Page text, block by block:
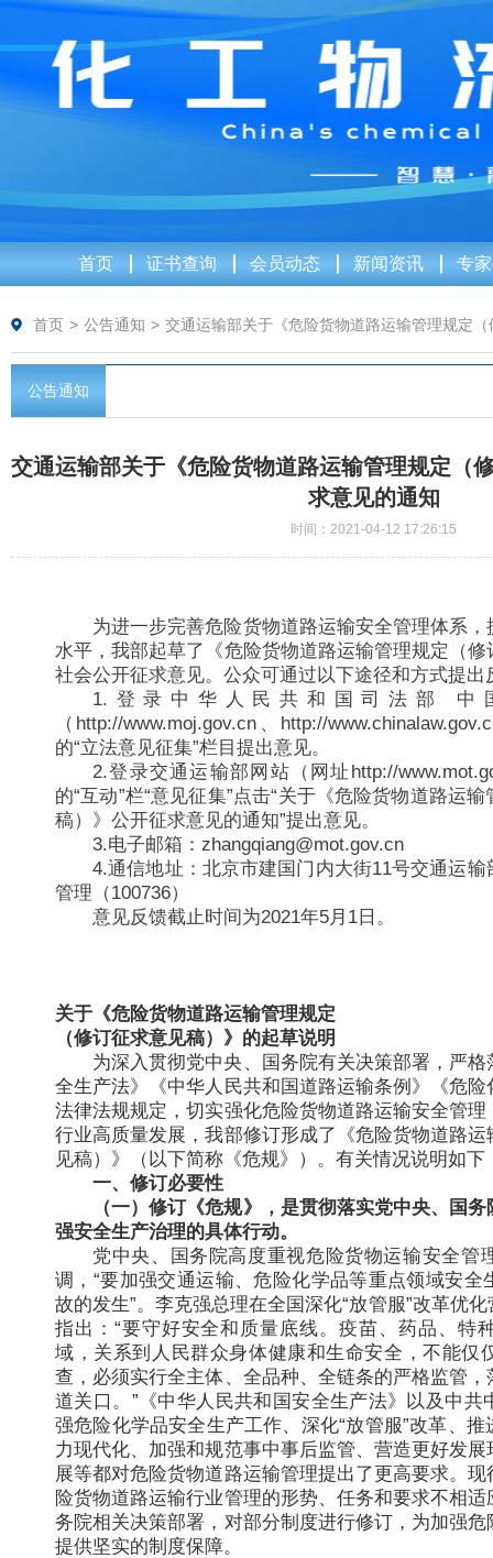
首页 证书查询 会员动态 新闻资讯 专
首页 > 公告通知 > 交通运输部关于《危险货物道路运输管理规定
公告通知
交通运输部关于《危险货物道路运输管理规定（
求意见的通知
时间：2021-04-12 17:26:15
为进一步完善危险货物道路运输安全管理体系
水平，我部起草了《危险货物道路运输管理规定（
社会公开征求意见。公众可通过以下途径和方式提出
1.登录中华人民共和国司法部 中
（http://www.moj.gov.cn、http://
的“立法意见征集”栏目提出意见。
2.登录交通运输部网站（网址http://
的“互动”栏“意见征集”点击“关于《危险货物道路运
稿）》公开征求意见的通知”提出意见。
3.电子邮箱：zhangqiang@mot.gov.cn
4.通信地址：北京市建国门内大街11号交通运
管理（100736）
意见反馈截止时间为2021年5月1日。
关于《危险货物道路运输管理规定
（修订征求意见稿）》的起草说明
为深入贯彻党中央、国务院有关决策部署，严
全生产法》《中华人民共和国道路运输条例》《危
法律法规规定，切实强化危险货物道路运输安全管
行业高质量发展，我部修订形成了《危险货物道路
见稿）》（以下简称《危规》）。有关情况说明如下
一、修订必要性
（一）修订《危规》，是贯彻落实党中央、国
强安全生产治理的具体行动。
党中央、国务院高度重视危险货物运输安全管
调，“要加强交通运输、危险化学品等重点领域安全
故的发生”。李克强总理在全国深化“放管服”改革优
指出：“要守好安全和质量底线。疫苗、药品、特
域，关系到人民群众身体健康和生命安全，不能仅
查，必须实行全主体、全品种、全链条的严格监管
道关口。”《中华人民共和国安全生产法》以及中共
强危险化学品安全生产工作、深化“放管服”改革、
力现代化、加强和规范事中事后监管、营造更好发
展等都对危险货物道路运输管理提出了更高要求。
险货物道路运输行业管理的形势、任务和要求不相
务院相关决策部署，对部分制度进行修订，为加强
提供坚实的制度保障。